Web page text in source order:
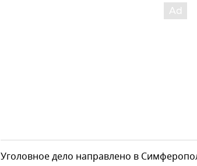
Уголовное дело направлено в